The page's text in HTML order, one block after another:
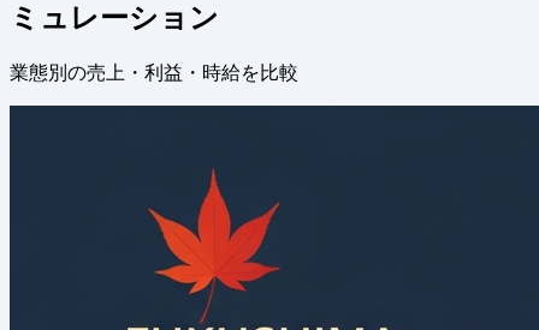
ミュレーション
業態別の売上・利益・時給を比較